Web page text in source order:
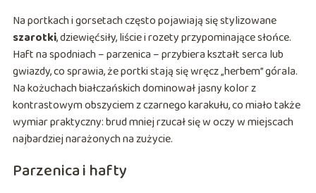
Na portkach i gorsetach często pojawiają się stylizowane
szarotki, dziewięćsiły, liście i rozety przypominające słońce.
Haft na spodniach – parzenica – przybiera kształt serca lub
gwiazdy, co sprawia, że portki stają się wręcz „herbem” górala.
Na kożuchach białczańskich dominował jasny kolor z
kontrastowym obszyciem z czarnego karakułu, co miało także
wymiar praktyczny: brud mniej rzucał się w oczy w miejscach
najbardziej narażonych na zużycie.
Parzenica i hafty